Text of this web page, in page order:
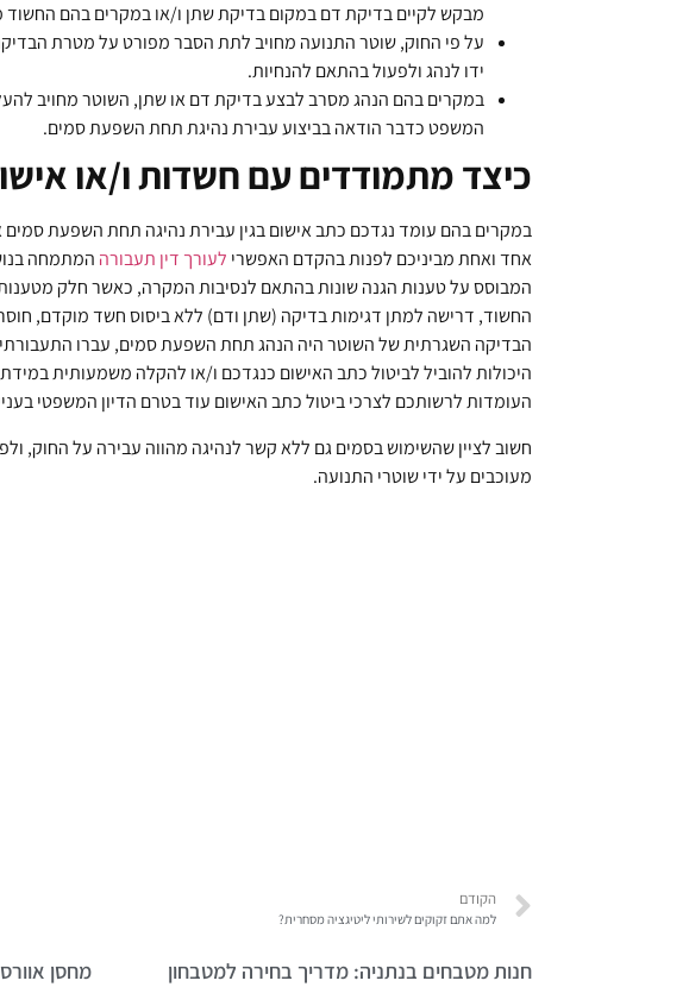
מבקש לקיים בדיקת דם במקום בדיקת שתן ו/או במקרים בהם החשוד
על פי החוק, שוטר התנועה מחויב לתת הסבר מפורט על מטרת
ידו לנהג ולפעול בהתאם להנחיות.
במקרים בהם הנהג מסרב לבצע בדיקת דם או שתן, השוטר מחויב
המשפט כדבר הודאה בביצוע עבירת נהיגת תחת השפעת סמים.
כיצד מתמודדים עם חשדות ו/או
במקרים בהם עומד נגדכם כתב אישום בגין עבירת נהיגה תחת השפעת
אחד ואחת מביניכם לפנות בהקדם האפשרי לעורך דין תעבורה המתמחה
המבוסס על טענות הגנה שונות בהתאם לנסיבות המקרה, כאשר חלק
החשוד, דרישה למתן דגימות בדיקה (שתן ודם) ללא ביסוס חשד מוקדם,
הבדיקה השגרתית של השוטר היה הנהג תחת השפעת סמים, עברו התעבורתי
היכולות להוביל לביטול כתב האישום כנגדכם ו/או להקלה משמעותית
העומדות לרשותכם לצרכי ביטול כתב האישום עוד בטרם הדיון המשפטי
חשוב לציין שהשימוש בסמים גם ללא קשר לנהיגה מהווה עבירה על החוק,
מעוכבים על ידי שוטרי התנועה.
הקודם
למה אתם זקוקים לשירותי ליטיגציה מסחרית?
חנות מטבחים בנתניה: מדריך בחירה למטבחון
מחסן